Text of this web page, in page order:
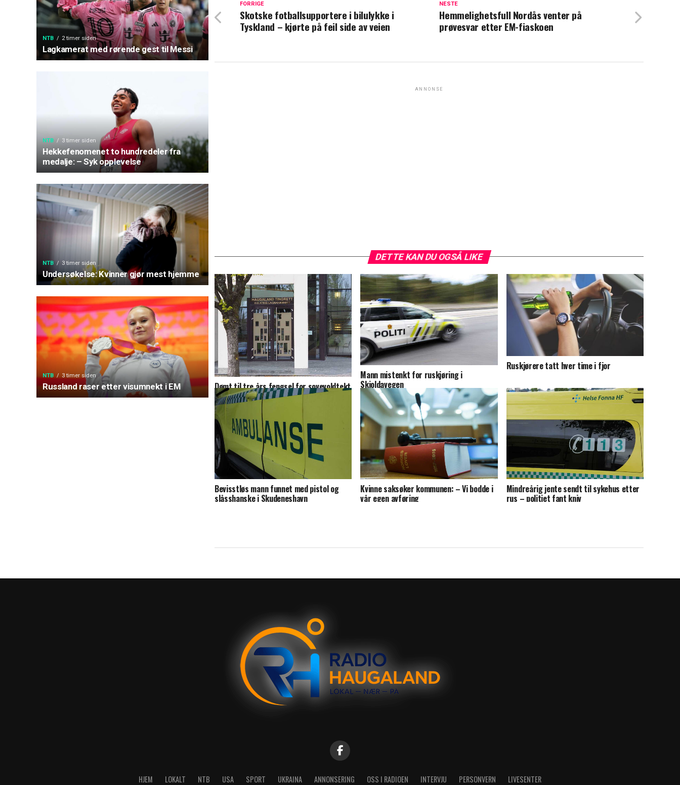
NTB 2 timer siden
Lagkamerat med rørende gest til Messi
NTB 3 timer siden
Hekkefenomenet to hundredeler fra
medalje: – Syk opplevelse
NTB 3 timer siden
Undersøkelse: Kvinner gjør mest hjemme
NTB 3 timer siden
Russland raser etter visumnekt i EM
NESTE
Hemmelighetsfull Nordås venter på
prøvesvar etter EM-fiaskoen
FORRIGE
Skotske fotballsupportere i bilulykke i
Tyskland – kjørte på feil side av veien
ANNONSE
DETTE KAN DU OGSÅ LIKE
Dømt til tre års fengsel for sovevoldtekt
av 15 år gammel jente
Mann mistenkt for ruskjøring i
Skjoldavegen
Ruskjørere tatt hver time i fjor
Bevisstløs mann funnet med pistol og
slåsshanske i Skudeneshavn
Kvinne saksøker kommunen: – Vi bodde i
vår egen avføring
Mindreårig jente sendt til sykehus etter
rus – politiet fant kniv
HJEM LOKALT NTB USA SPORT UKRAINA ANNONSERING OSS I RADIOEN INTERVJU PERSONVERN LIVESENTER